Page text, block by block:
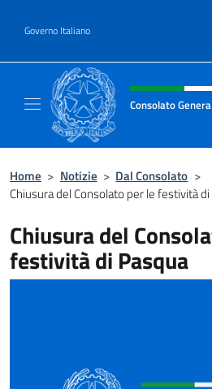
Governo Italiano
Intestazione sito,
Consolato
Home > Notizie > Dal Consolato >
Chiusura del Consolato per le festività
Chiusura del
festività di Pasqua